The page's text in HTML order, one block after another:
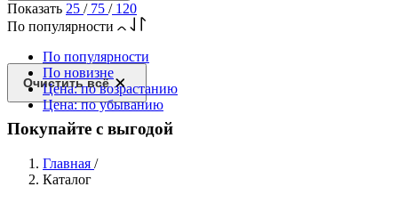
Показать 25 / 75 / 120
По популярности
По популярности
По новизне
Цена: по возрастанию
Цена: по убыванию
Очистить всё
Покупайте с выгодой
Главная /
Каталог